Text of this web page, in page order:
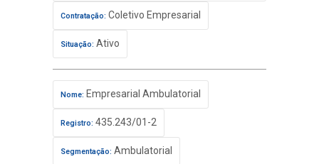
Contratação: Coletivo Empresarial
Situação: Ativo
Nome: Empresarial Ambulatorial
Registro: 435.243/01-2
Segmentação: Ambulatorial